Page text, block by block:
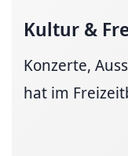
Kultur &
Konzerte,
hat im